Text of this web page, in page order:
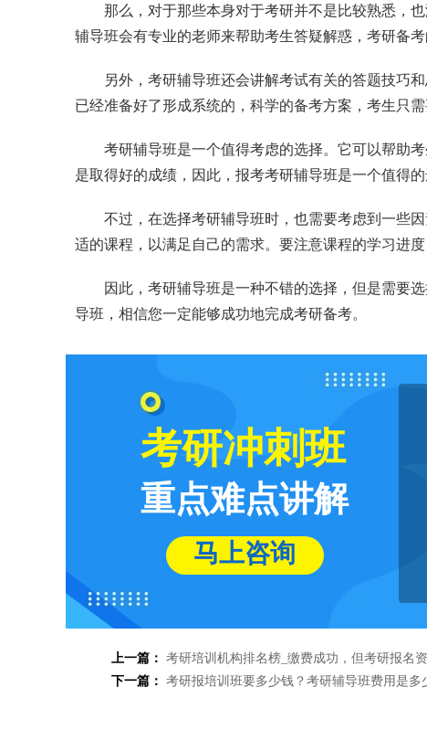
那么，对于那些本身对于考研并不是比较熟悉，
辅导班会有专业的老师来帮助考生答疑解惑，考研备
另外，考研辅导班还会讲解考试有关的答题技巧
已经准备好了形成系统的，科学的备考方案，考生只需
考研辅导班是一个值得考虑的选择。它可以帮助
是取得好的成绩，因此，报考考研辅导班是一个值得的
不过，在选择考研辅导班时，也需要考虑到一些
适的课程，以满足自己的需求。要注意课程的学习进度
因此，考研辅导班是一种不错的选择，但是需要
导班，相信您一定能够成功地完成考研备考。
考研冲刺班
重点难点讲解
马上咨询
上一篇： 考研培训机构排名榜_缴费成功，但考研报名
下一篇： 考研报培训班要多少钱？考研辅导班费用是多